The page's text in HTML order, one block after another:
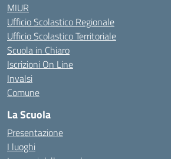
MIUR
Ufficio Scolastico Regionale
Ufficio Scolastico Territoriale
Scuola in Chiaro
Iscrizioni On Line
Invalsi
Comune
La Scuola
Presentazione
I luoghi